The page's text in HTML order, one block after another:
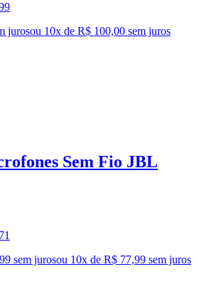
jurosou 10x de R$ 100,00 sem juros
Sem Fio JBL
71
sem jurosou 10x de R$ 77,99 sem juros